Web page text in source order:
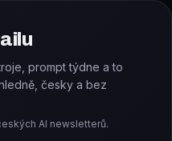
prompt týdne a to
česky a bez
AI newsletterů.